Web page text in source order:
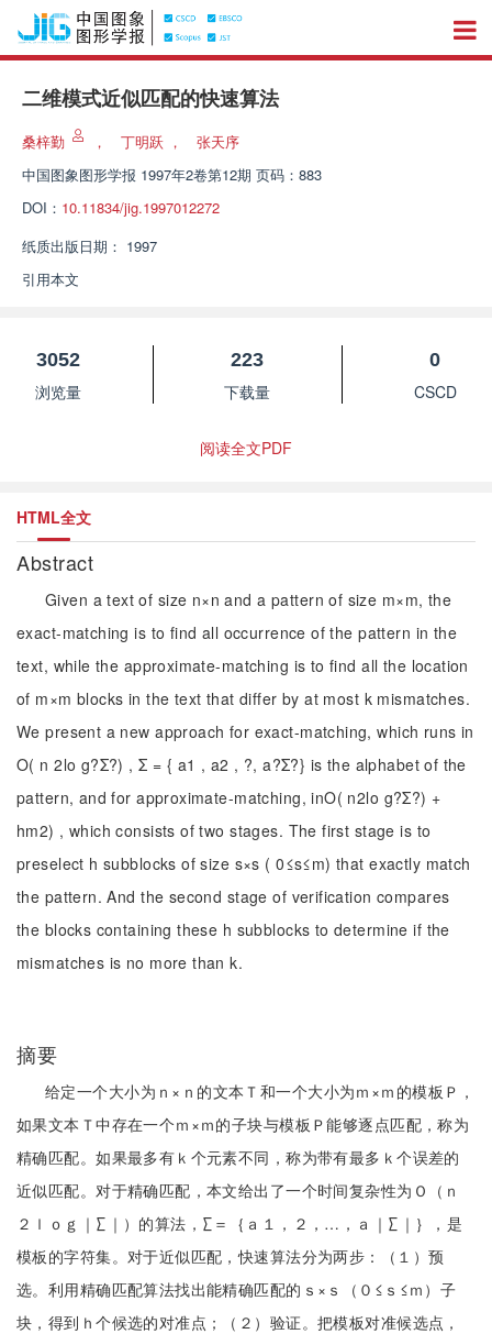
二维模式近似匹配的快速算法
桑梓勤 ， 丁明跃 ，
张天序
中国图象图形学报 1997年2卷第12期 页码：883
DOI： 10.11834/jig.1997012272
纸质出版日期： 1997
引用本文
3052
浏览量
223
下载量
0
CSCD
阅读全文PDF
HTML全文
Abstract
Given a text of size n×n and a pattern of size m×m, the
exact-matching is to find all occurrence of the pattern in the
text, while the approximate-matching is to find all the location
of m×m blocks in the text that differ by at most k mismatches.
We present a new approach for exact-matching, which runs in
O( n 2lo g?Σ?) , Σ = { a1 , a2 , ?, a?Σ?} is the alphabet of the
pattern, and for approximate-matching, inO( n2lo g?Σ?) +
hm2) , which consists of two stages. The first stage is to
preselect h subblocks of size s×s ( 0≤s≤m) that exactly match
the pattern. And the second stage of verification compares
the blocks containing these h subblocks to determine if the
mismatches is no more than k.
摘要
给定一个大小为ｎ×ｎ的文本Ｔ和一个大小为ｍ×ｍ的模板Ｐ，
如果文本Ｔ中存在一个ｍ×ｍ的子块与模板Ｐ能够逐点匹配，称为
精确匹配。如果最多有ｋ个元素不同，称为带有最多ｋ个误差的
近似匹配。对于精确匹配，本文给出了一个时间复杂性为Ｏ（ｎ
２ｌｏｇ｜∑｜）的算法，∑＝｛ａ１，２，…，ａ｜∑｜｝，是
模板的字符集。对于近似匹配，快速算法分为两步：（１）预
选。利用精确匹配算法找出能精确匹配的ｓ×ｓ（０≤ｓ≤ｍ）子
块，得到ｈ个候选的对准点；（２）验证。把模板对准候选点，